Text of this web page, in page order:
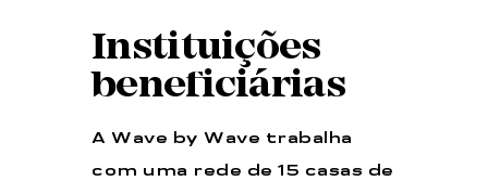
Instituições
beneficiárias
A Wave by Wave trabalha
com uma rede de 15 casas de